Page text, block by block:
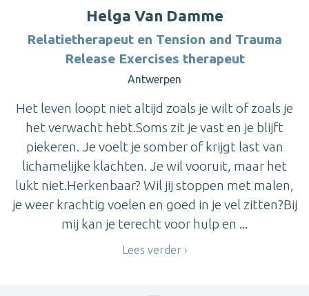
Helga Van Damme
Relatietherapeut en Tension and Trauma
Release Exercises therapeut
Antwerpen
Het leven loopt niet altijd zoals je wilt of zoals je
het verwacht hebt.Soms zit je vast en je blijft
piekeren. Je voelt je somber of krijgt last van
lichamelijke klachten. Je wil vooruit, maar het
lukt niet.Herkenbaar? Wil jij stoppen met malen,
je weer krachtig voelen en goed in je vel zitten?Bij
mij kan je terecht voor hulp en ...
Lees verder